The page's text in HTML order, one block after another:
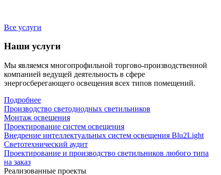
Все услуги
Наши услуги
Мы являемся многопрофильной торгово-производственной
компанией ведущей деятельность в сфере
энергосберегающего освещения всех типов помещений.
Подробнее
Производство светодиодных светильников
Монтаж освещения
Проектирование систем освещения
Внедрение интеллектуальных систем освещения Blu2Light
Светотехнический аудит
Проектирование и производство светильников любого типа
на заказ
Реализованные проекты